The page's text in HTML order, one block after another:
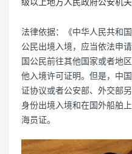
法律依据：《中华人民共和
公民出境入境，应当依法申
国公民前往其他国家或者地
他入境许可证明。但是，中
证协议或者公安部、外交部
身份出境入境和在国外船舶
海员证。